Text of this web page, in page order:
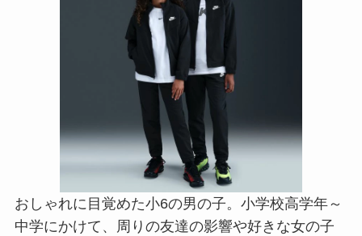
おしゃれに目覚めた小6の男の子。小学校高学年～
中学にかけて、周りの友達の影響や好きな女の子